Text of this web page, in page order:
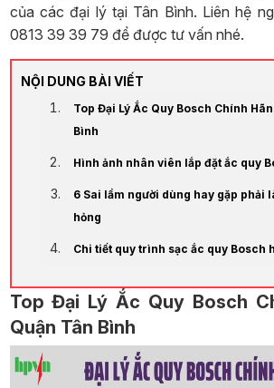
của các đại lý tại Tân Bình. Liên hệ
0813 39 39 79 để được tư vấn nhé.
NỘI DUNG BÀI VIẾT
Top Đại Lý Ắc Quy Bosch Chính
Bình
Hình ảnh nhân viên lắp đặt ắc quy
6 Sai lầm người dùng hay gặp phải
hỏng
Chi tiết quy trình sạc ắc quy Bosch
Top Đại Lý Ắc Quy Bosch
Quận Tân Bình